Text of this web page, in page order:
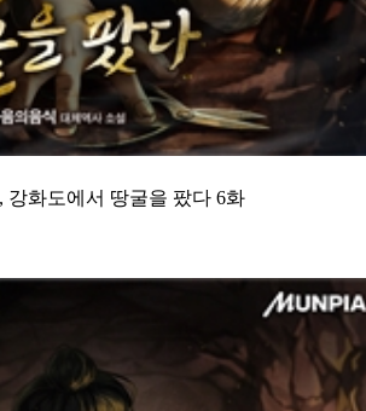
강화도에서 땅굴을 팠다 6화